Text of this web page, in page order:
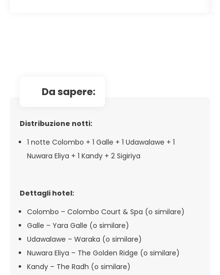
da sapere:
Distribuzione notti:
1 notte Colombo + 1 Galle + 1 Udawalawe + 1
Nuwara Eliya + 1 Kandy + 2 Sigiriya
Dettagli hotel:
Colombo – Colombo Court & Spa (o similare)
Galle – Yara Galle (o similare)
Udawalawe – Waraka (o similare)
Nuwara Eliya – The Golden Ridge (o similare)
Kandy – The Radh (o similare)